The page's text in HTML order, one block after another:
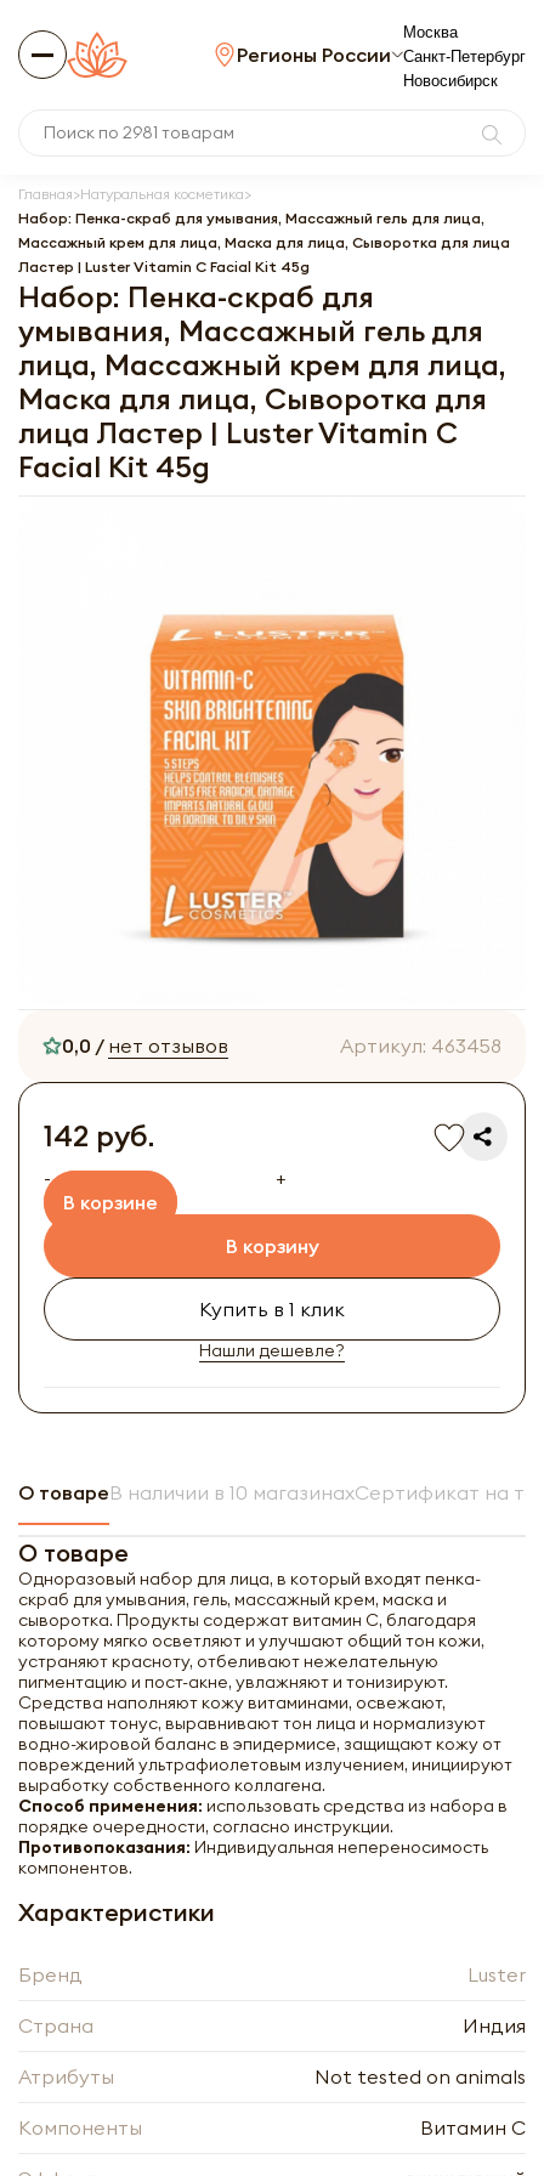
Регионы России
Москва
Санкт-Петербург
Новосибирск
Главная Натуральная косметика
Набор: Пенка-скраб для умывания, Массажный гель для лица,
Массажный крем для лица, Маска для лица, Сыворотка для лица
Ластер | Luster Vitamin C Facial Kit 45g
Набор: Пенка-скраб для
умывания, Массажный гель для
лица, Массажный крем для лица,
Маска для лица, Сыворотка для
лица Ластер | Luster Vitamin C
Facial Kit 45g
0,0 / нет отзывов Артикул: 463458
142 руб.
-
+
В корзине
В корзину
Купить в 1 клик
Нашли дешевле?
О товареВ наличии в 10 магазинахСертификат на
О товаре
Одноразовый набор для лица, в который входят пенка-
скраб для умывания, гель, массажный крем, маска и
сыворотка. Продукты содержат витамин С, благодаря
которому мягко осветляют и улучшают общий тон кожи,
устраняют красноту, отбеливают нежелательную
пигментацию и пост-акне, увлажняют и тонизируют.
Средства наполняют кожу витаминами, освежают,
повышают тонус, выравнивают тон лица и нормализуют
водно-жировой баланс в эпидермисе, защищают кожу от
повреждений ультрафиолетовым излучением, инициируют
выработку собственного коллагена.
Способ применения: использовать средства из набора в
порядке очередности, согласно инструкции.
Противопоказания: Индивидуальная непереносимость
компонентов.
Характеристики
Бренд Luster
Страна Индия
Атрибуты Not tested on animals
Компоненты Витамин C
Набор: Пенка-скраб для умывания,